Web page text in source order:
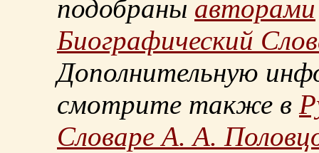
подобраны авторами
Биографический
Дополнительную
смотрите также в
Словаре А. А.